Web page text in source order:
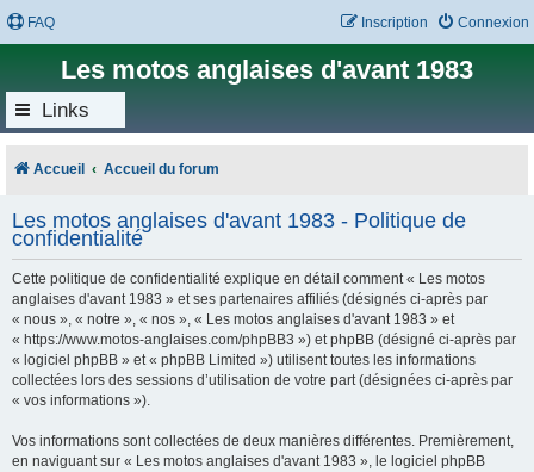
FAQ Connexion
Inscription
Les motos anglaises d'avant 1983
Links
Accueil Accueil du forum
Les motos anglaises d'avant 1983 - Politique de
confidentialité
Cette politique de confidentialité explique en détail comment « Les motos
anglaises d'avant 1983 » et ses partenaires affiliés (désignés ci-après par
« nous », « notre », « nos », « Les motos anglaises d'avant 1983 » et
« https://www.motos-anglaises.com/phpBB3 ») et phpBB (désigné ci-après par
« logiciel phpBB » et « phpBB Limited ») utilisent toutes les informations
collectées lors des sessions d’utilisation de votre part (désignées ci-après par
« vos informations »).
Vos informations sont collectées de deux manières différentes. Premièrement,
en naviguant sur « Les motos anglaises d'avant 1983 », le logiciel phpBB